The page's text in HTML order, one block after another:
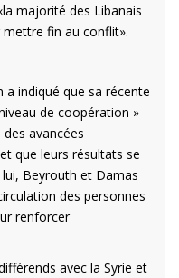
majorité des Libanais
fin au conflit».
a indiqué que sa récente
de coopération »
avancées
que leurs résultats se
Beyrouth et Damas
des personnes
renforcer
avec la Syrie et